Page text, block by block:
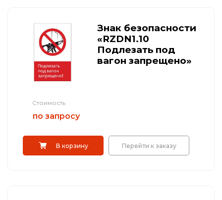
Знак безопасности
«RZDN1.10
Подлезать под
вагон запрещено»
Стоимость
по запросу
В корзину Перейти к заказу